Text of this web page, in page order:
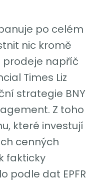
po celém
nic kromě
prodeje napříč
Times Liz
strategie BNY
Z toho
které investují
cenných
fakticky
podle dat EPFR